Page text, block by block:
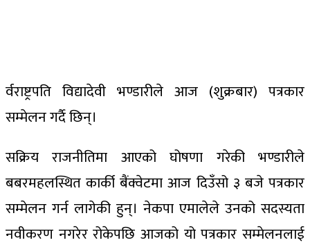
र्वराष्ट्रपति विद्यादेवी भण्डारीले आज (शुक्रबार) पत्रकार
सम्मेलन गर्दै छिन्।
सक्रिय राजनीतिमा आएको घोषणा गरेकी भण्डारीले
बबरमहलस्थित कार्की बैंक्वेटमा आज दिउँसो ३ बजे पत्रकार
सम्मेलन गर्न लागेकी हुन्। नेकपा एमालेले उनको सदस्यता
नवीकरण नगरेर रोकेपछि आजको यो पत्रकार सम्मेलनलाई